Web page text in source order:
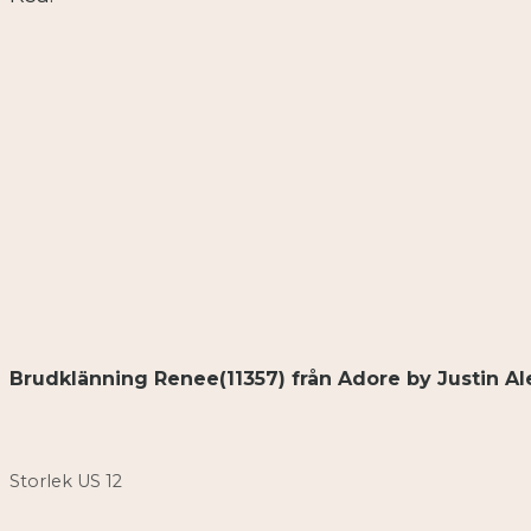
Brudklänning Renee(11357) från Adore by Justin
Storlek US 12